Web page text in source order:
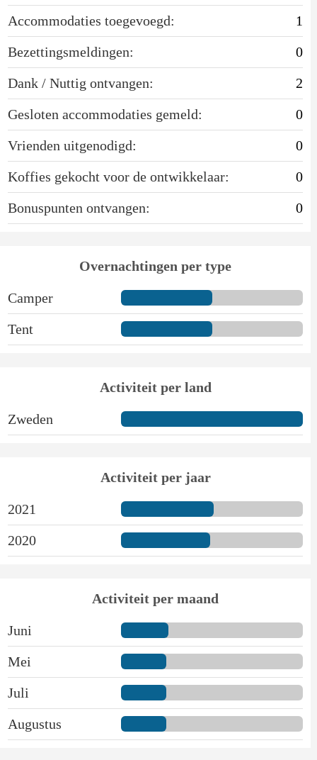
Accommodaties toegevoegd:
1
Bezettingsmeldingen:
0
Dank / Nuttig ontvangen:
2
Gesloten accommodaties gemeld:
0
Vrienden uitgenodigd:
0
Koffies gekocht voor de ontwikkelaar:
0
Bonuspunten ontvangen:
0
Overnachtingen per type
Camper
Tent
Activiteit per land
Zweden
Activiteit per jaar
2021
2020
Activiteit per maand
Juni
Mei
Juli
Augustus